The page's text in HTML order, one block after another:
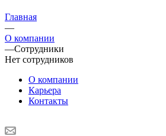
Главная
—
О компании
—Сотрудники
Нет сотрудников
О компании
Карьера
Контакты